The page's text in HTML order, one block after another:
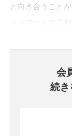
と向き合うこと
会
続